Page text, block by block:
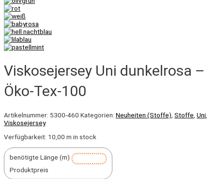
Viskosejersey Uni dunkelrosa –
Öko-Tex-100
Artikelnummer: 5300-460 Kategorien: Neuheiten (Stoffe) Stoffe Uni
Viskosejersey
Verfügbarkeit: 10,00 m in stock
benötigte Länge (m)
Produktpreis